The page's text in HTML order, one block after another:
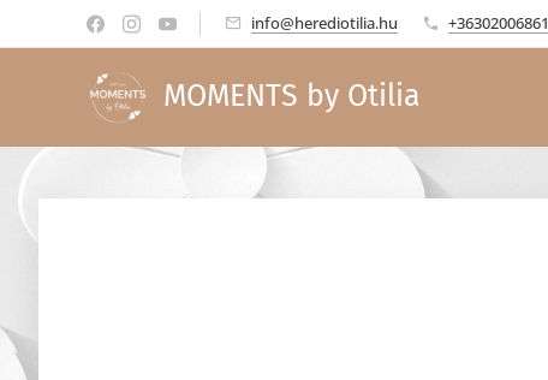
info@herediotilia.hu +36302006861
MOMENTS by Otilia